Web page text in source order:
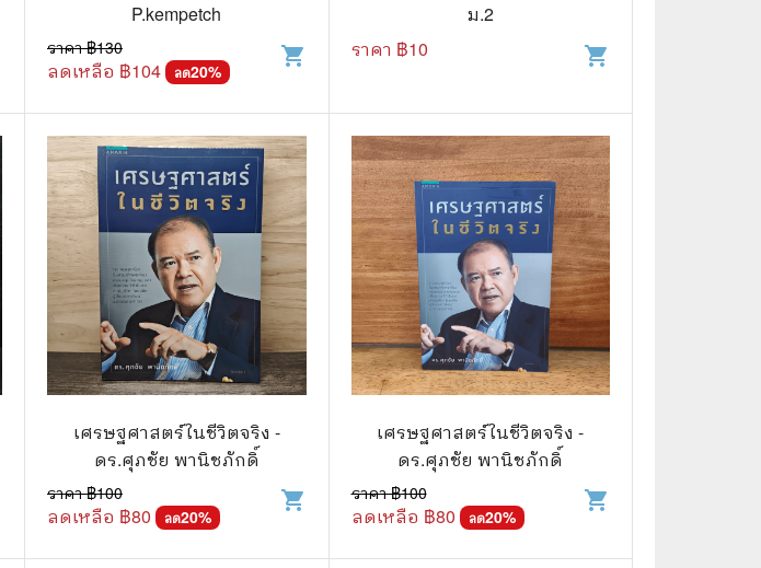
P.kempetch
ราคา ฿130
ลดเหลือ ฿104 ลด20%
shopping_cart
ม.2
ราคา ฿10 shopping_cart
เศรษฐศาสตร์ในชีวิตจริง -
ดร.ศุภชัย พานิชภักดิ์
ราคา ฿100
ลดเหลือ ฿80 ลด20%
shopping_cart
เศรษฐศาสตร์ในชีวิตจริง -
ดร.ศุภชัย พานิชภักดิ์
ราคา ฿100
ลดเหลือ ฿80 ลด20%
shopping_cart
🥘 อาหาร
💄 สุขภาพและความงาม
🏠 แต่งบ้าน
🧳 ท่องเที่ยว
คู่มือเฉลยเกม
เกษตรและธรรมชาติ
แม่และเด็ก
ภาษาศาสตร์
ไอทีและเทคโนโลยี
นิตยสารเก่าราคาถูก
นางงามและการประกวด
⚙️ Engineering & Transportation
⚖️ Law
👤 Biography
🍸 Food and Drink
💃 Hobbies and Collectibles
🖋️ Literature and Fiction
🧳 Travel Literature
⚽ Sports
🎲 Board Game
2️⃣ Used Board Game บอร์ดเกมมือ